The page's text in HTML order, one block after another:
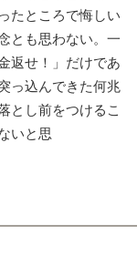
たところで悔しい
とも思わない。一
返せ！」だけであ
っ込んできた何兆
とし前をつけるこ
いと思